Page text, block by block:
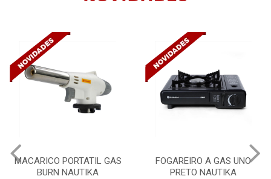
FOGAREIRO A GAS UNO
PRETO NAUTIKA
CANALETA 20X10X2M
C/DIVISORIA C/DUPLA FACE